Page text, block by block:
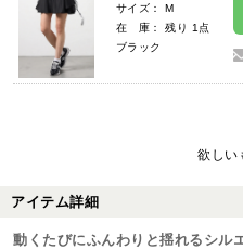
サイズ： M
在 庫： 残り 1点
ブラック
欲しい
アイテム詳細
動くたびにふんわりと揺れるシル